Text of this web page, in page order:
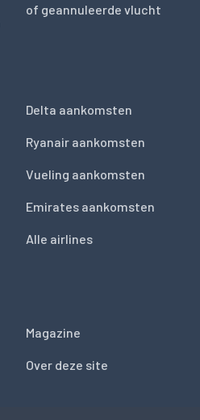
of geannuleerde vlucht
Delta aankomsten
Ryanair aankomsten
Vueling aankomsten
Emirates aankomsten
Alle airlines
Magazine
Over deze site